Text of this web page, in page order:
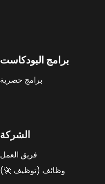
برامج البودكاست
برامج حصرية
الشركة
فريق العمل
وظائف (توظيف 🚀)